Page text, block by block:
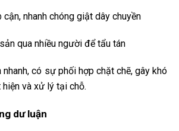
nhanh chóng giật dây chuyền
qua nhiều người để tẩu tán
nhanh, có sự phối hợp chặt chẽ, gây khó
hiện và xử lý tại chỗ.
dư luận